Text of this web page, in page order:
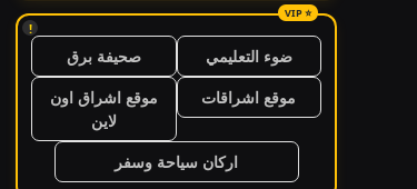
!
ضوء التعليمي
صحيفة برق
موقع اشراقات
موقع اشراق اون
لاين
اركان سياحة وسفر